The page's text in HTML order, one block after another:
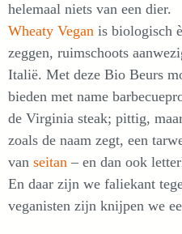
helemaal niets van een dier.
Wheaty Vegan is biologisch
zeggen, ruimschoots
Italië. Met deze Bio Beurs
bieden met name
de Virginia steak; pittig,
zoals de naam zegt, een
van seitan – en dan ook
En daar zijn we faliekant
veganisten zijn knijpen we